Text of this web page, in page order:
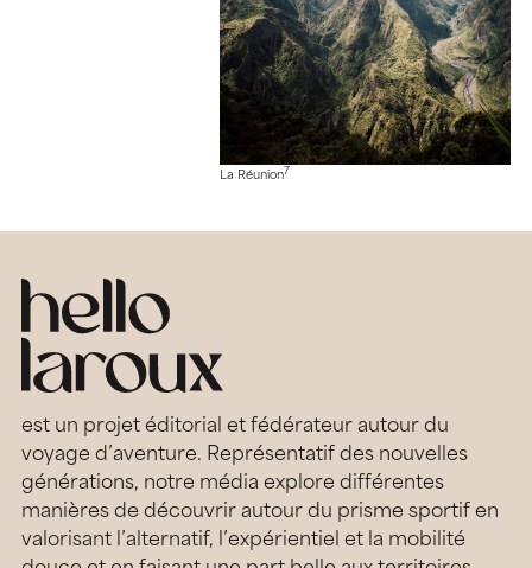
La Réunion7
est un projet éditorial et fédérateur autour du
voyage d’aventure. Représentatif des nouvelles
générations, notre média explore différentes
manières de découvrir autour du prisme sportif en
valorisant l’alternatif, l’expérientiel et la mobilité